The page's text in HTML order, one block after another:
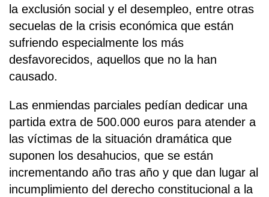
la exclusión social y el desempleo, entre otras
secuelas de la crisis económica que están
sufriendo especialmente los más
desfavorecidos, aquellos que no la han
causado.
Las enmiendas parciales pedían dedicar una
partida extra de 500.000 euros para atender a
las víctimas de la situación dramática que
suponen los desahucios, que se están
incrementando año tras año y que dan lugar al
incumplimiento del derecho constitucional a la